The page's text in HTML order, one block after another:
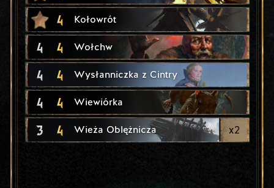
4 Kołowrót
4 4 Wołchw
4 4 Wysłanniczka z Cintry
4 4 Wiewiórka
3 4 Wieża Oblężnicza x2